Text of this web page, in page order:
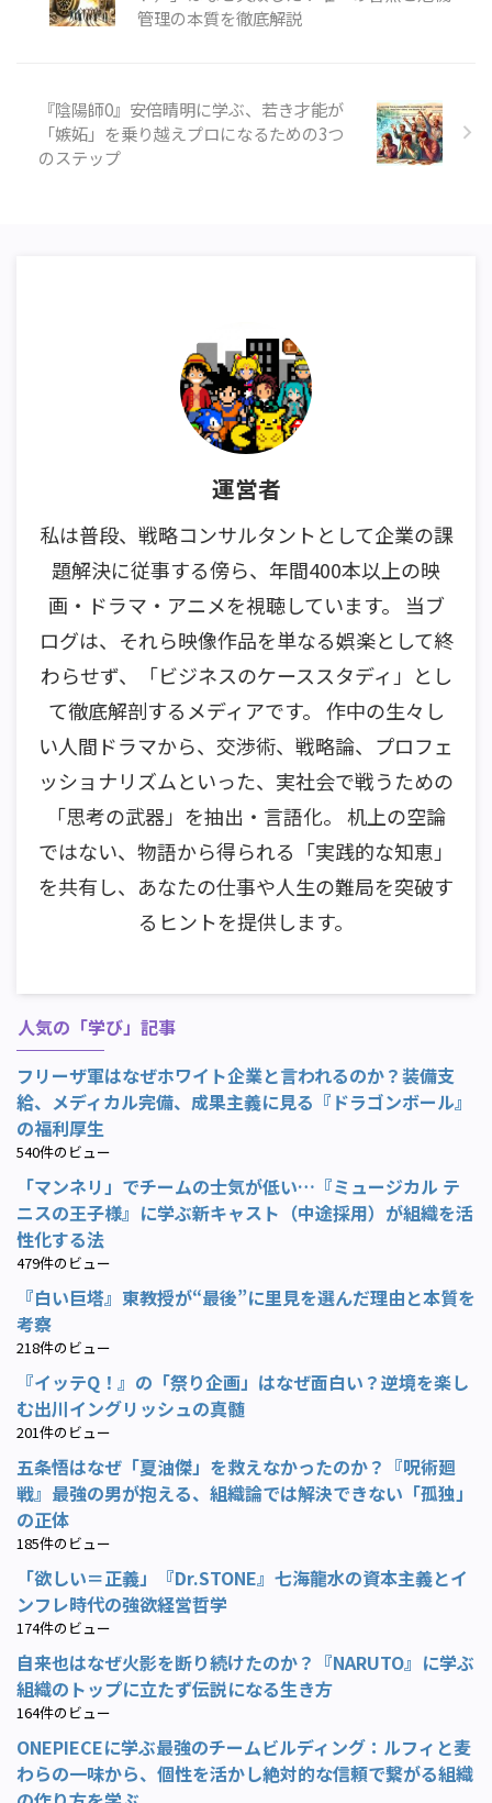
管理の本質を徹底解説
『陰陽師0』安倍晴明に学ぶ、若き才能が
「嫉妬」を乗り越えプロになるための3つ
のステップ
運営者
私は普段、戦略コンサルタントとして企業の課
題解決に従事する傍ら、年間400本以上の映
画・ドラマ・アニメを視聴しています。 当ブ
ログは、それら映像作品を単なる娯楽として終
わらせず、「ビジネスのケーススタディ」とし
て徹底解剖するメディアです。 作中の生々し
い人間ドラマから、交渉術、戦略論、プロフェ
ッショナリズムといった、実社会で戦うための
「思考の武器」を抽出・言語化。 机上の空論
ではない、物語から得られる「実践的な知恵」
を共有し、あなたの仕事や人生の難局を突破す
るヒントを提供します。
人気の「学び」記事
フリーザ軍はなぜホワイト企業と言われるのか？装備支
給、メディカル完備、成果主義に見る『ドラゴンボール』
の福利厚生
540件のビュー
「マンネリ」でチームの士気が低い…『ミュージカル テ
ニスの王子様』に学ぶ新キャスト（中途採用）が組織を活
性化する法
479件のビュー
『白い巨塔』東教授が“最後”に里見を選んだ理由と本質を
考察
218件のビュー
『イッテQ！』の「祭り企画」はなぜ面白い？逆境を楽し
む出川イングリッシュの真髄
201件のビュー
五条悟はなぜ「夏油傑」を救えなかったのか？『呪術廻
戦』最強の男が抱える、組織論では解決できない「孤独」
の正体
185件のビュー
「欲しい＝正義」『Dr.STONE』七海龍水の資本主義とイ
ンフレ時代の強欲経営哲学
174件のビュー
自来也はなぜ火影を断り続けたのか？『NARUTO』に学ぶ
組織のトップに立たず伝説になる生き方
164件のビュー
ONEPIECEに学ぶ最強のチームビルディング：ルフィと麦
わらの一味から、個性を活かし絶対的な信頼で繋がる組織